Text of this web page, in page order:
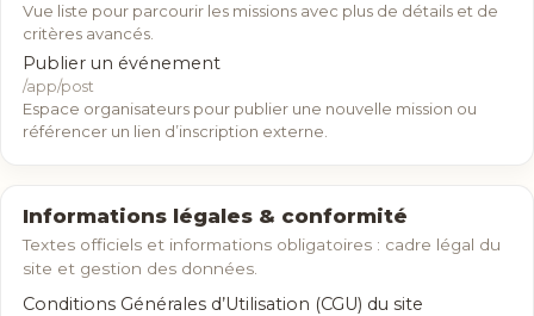
Vue liste pour parcourir les missions avec plus de détails et de
critères avancés.
Publier un événement
/app/post
Espace organisateurs pour publier une nouvelle mission ou
référencer un lien d’inscription externe.
Informations légales & conformité
Textes officiels et informations obligatoires : cadre légal du
site et gestion des données.
Conditions Générales d’Utilisation (CGU) du site